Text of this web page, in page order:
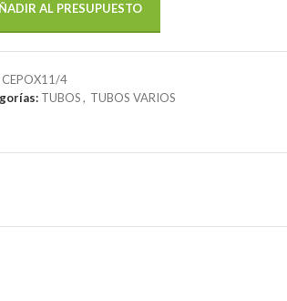
AL PRESUPUESTO
CEPOX11/4
TUBOS , TUBOS VARIOS